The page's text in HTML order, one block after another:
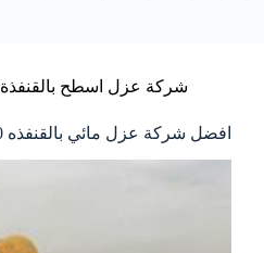
شركة عزل اسطح بالقنفذة
افضل شركة عزل مائي بالقنفذه 0553082800